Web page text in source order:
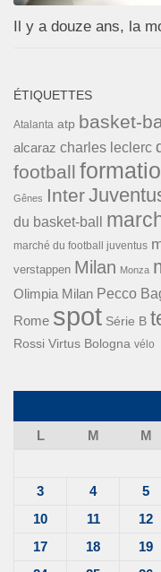
Il y a douze ans, la
ÉTIQUETTES
Atalanta atp basket-
alcaraz charles leclerc
football
Gênes Inter
du basket-ball
marché du football juventus
verstappen Milan Monza
Olimpia Milan Pecco
Rome spot Série B
Rossi Virtus Bologna vélo
L
M M
3
4 5
10
11 12
17
18 19